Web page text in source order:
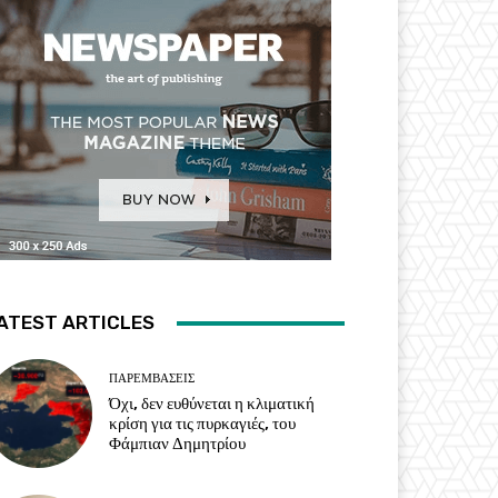
ARTICLES
ΠΑΡΕΜΒΑΣΕΙΣ
Όχι, δεν ευθύνεται η κλιματική
κρίση για τις πυρκαγιές, του
Φάμπιαν Δημητρίου